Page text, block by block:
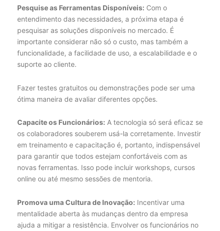
Pesquise as Ferramentas Disponíveis: Com o
entendimento das necessidades, a próxima etapa é
pesquisar as soluções disponíveis no mercado. É
importante considerar não só o custo, mas também a
funcionalidade, a facilidade de uso, a escalabilidade e o
suporte ao cliente.
Fazer testes gratuitos ou demonstrações pode ser uma
ótima maneira de avaliar diferentes opções.
Capacite os Funcionários: A tecnologia só será eficaz se
os colaboradores souberem usá-la corretamente. Investir
em treinamento e capacitação é, portanto, indispensável
para garantir que todos estejam confortáveis com as
novas ferramentas. Isso pode incluir workshops, cursos
online ou até mesmo sessões de mentoria.
Promova uma Cultura de Inovação: Incentivar uma
mentalidade aberta às mudanças dentro da empresa
ajuda a mitigar a resistência. Envolver os funcionários no